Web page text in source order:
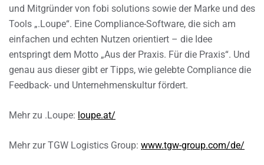
und Mitgründer von fobi solutions sowie der Marke und des
Tools „.Loupe“. Eine Compliance-Software, die sich am
einfachen und echten Nutzen orientiert – die Idee
entspringt dem Motto „Aus der Praxis. Für die Praxis“. Und
genau aus dieser gibt er Tipps, wie gelebte Compliance die
Feedback- und Unternehmenskultur fördert.
Mehr zu .Loupe: loupe.at/
Mehr zur TGW Logistics Group: www.tgw-group.com/de/